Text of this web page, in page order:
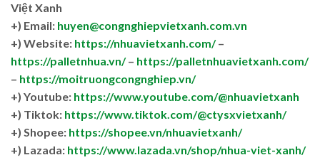
Việt Xanh
+) Email: huyen@congnghiepvietxanh.com.vn
+) Website: https://nhuavietxanh.com/–
https://palletnhua.vn/– https://palletnhuavietxanh.com/
– https://moitruongcongnghiep.vn/
+) Youtube: https://www.youtube.com/@nhuavietxanh
+) Tiktok: https://www.tiktok.com/@ctysxvietxanh/
+) Shopee: https://shopee.vn/nhuavietxanh/
+) Lazada: https://www.lazada.vn/shop/nhua-viet-xanh/